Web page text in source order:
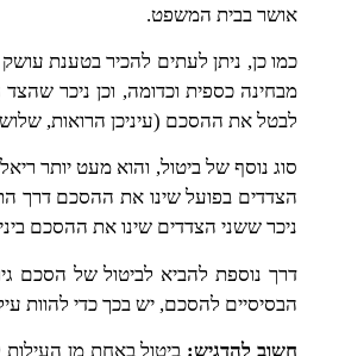
אושר בבית המשפט.
כמו כן, ניתן לעתים להכיר בטענת
מבחינה כספית וכדומה, וכן ניכר
לבטל את ההסכם (עיניכן הרואות,
סוג נוסף של ביטול, והוא מעט יותר
הצדדים בפועל שינו את ההסכם דרך
ניכר ששני הצדדים שינו את ההסכם
דרך נוספת להביא לביטול של הסכם
הבסיסיים להסכם, יש בכך כדי להוות
חשוב להדגיש: ביטול באחת מן העילות